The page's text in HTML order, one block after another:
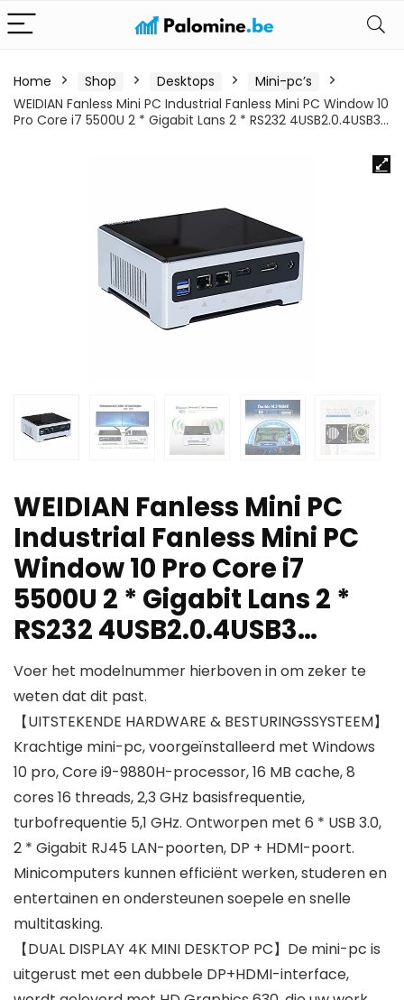
Home Shop Desktops
Mini-pc’s
WEIDIAN Fanless Mini PC Industrial Fanless Mini PC Window 10
Pro Core i7 5500U 2 * Gigabit Lans 2 * RS232 4USB2.0.4USB3…
WEIDIAN Fanless Mini PC
Industrial Fanless Mini PC
Window 10 Pro Core i7
5500U 2 * Gigabit Lans 2 *
RS232 4USB2.0.4USB3…
Voer het modelnummer hierboven in om zeker te
weten dat dit past.
【UITSTEKENDE HARDWARE & BESTURINGSSYSTEEM】
Krachtige mini-pc, voorgeïnstalleerd met Windows
10 pro, Core i9-9880H-processor, 16 MB cache, 8
cores 16 threads, 2,3 GHz basisfrequentie,
turbofrequentie 5,1 GHz. Ontworpen met 6 * USB 3.0,
2 * Gigabit RJ45 LAN-poorten, DP + HDMI-poort.
Minicomputers kunnen efficiënt werken, studeren en
entertainen en ondersteunen soepele en snelle
multitasking.
【DUAL DISPLAY 4K MINI DESKTOP PC】De mini-pc is
uitgerust met een dubbele DP+HDMI-interface,